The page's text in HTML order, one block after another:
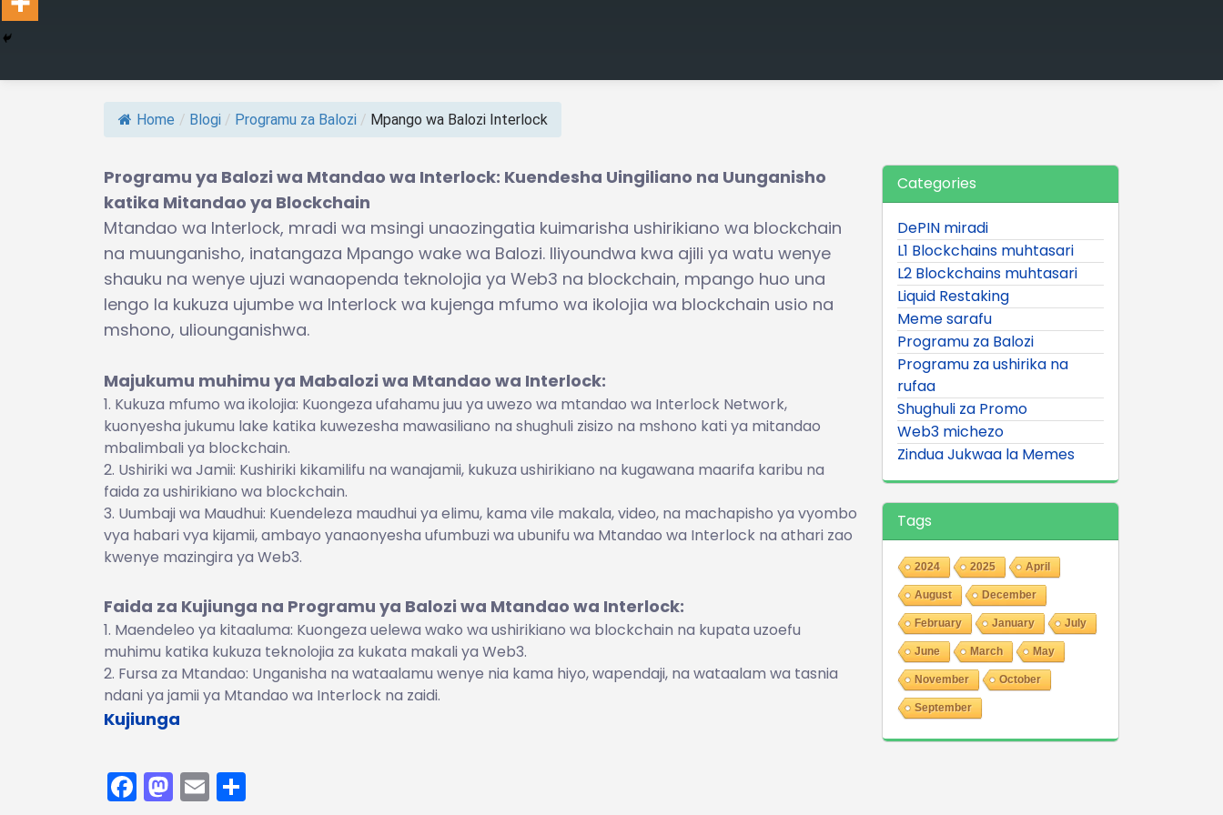
Home / Blogi / Programu za Balozi / Mpango wa Balozi Interlock
Programu ya Balozi wa Mtandao wa Interlock: Kuendesha Uingiliano na Uunganisho
katika Mitandao ya Blockchain
Mtandao wa Interlock, mradi wa msingi unaozingatia kuimarisha ushirikiano wa blockchain
na muunganisho, inatangaza Mpango wake wa Balozi. Iliyoundwa kwa ajili ya watu wenye
shauku na wenye ujuzi wanaopenda teknolojia ya Web3 na blockchain, mpango huo una
lengo la kukuza ujumbe wa Interlock wa kujenga mfumo wa ikolojia wa blockchain usio na
mshono, uliounganishwa.
Majukumu muhimu ya Mabalozi wa Mtandao wa Interlock:
Kukuza mfumo wa ikolojia: Kuongeza ufahamu juu ya uwezo wa mtandao wa Interlock Network,
kuonyesha jukumu lake katika kuwezesha mawasiliano na shughuli zisizo na mshono kati ya mitandao
mbalimbali ya blockchain.
Ushiriki wa Jamii: Kushiriki kikamilifu na wanajamii, kukuza ushirikiano na kugawana maarifa karibu na
faida za ushirikiano wa blockchain.
Uumbaji wa Maudhui: Kuendeleza maudhui ya elimu, kama vile makala, video, na machapisho ya vyombo
vya habari vya kijamii, ambayo yanaonyesha ufumbuzi wa ubunifu wa Mtandao wa Interlock na athari zao
kwenye mazingira ya Web3.
Faida za Kujiunga na Programu ya Balozi wa Mtandao wa Interlock:
Maendeleo ya kitaaluma: Kuongeza uelewa wako wa ushirikiano wa blockchain na kupata uzoefu
muhimu katika kukuza teknolojia za kukata makali ya Web3.
Fursa za Mtandao: Unganisha na wataalamu wenye nia kama hiyo, wapendaji, na wataalam wa tasnia
ndani ya jamii ya Mtandao wa Interlock na zaidi.
Kujiunga
Facebook
Mastodon
Email
Categories
DePIN miradi
L1 Blockchains muhtasari
L2 Blockchains muhtasari
Liquid Restaking
Meme sarafu
Programu za Balozi
Programu za ushirika na
rufaa
Shughuli za Promo
Web3 michezo
Zindua Jukwaa la Memes
Tags
2024 2025 April
August December
February January July
June March May
November October
September